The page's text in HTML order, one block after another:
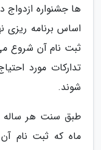
ها جشنواره
اساس برنامه ریزی
ثبت نام آن شروع
تدارکات مورد
شوند.
طبق سنت هر ساله
ماه که ثبت نام